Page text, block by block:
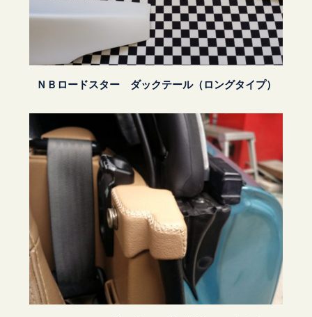
ＮＢロードスター ダックテール（ロングタイプ）